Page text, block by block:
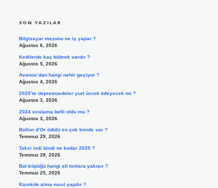
SON YAZILAR
Bilgisayar mezunu ne iş yapar ?
Ağustos 6, 2026
Kedilerde kaç böbrek vardır ?
Ağustos 5, 2026
Avanos’dan hangi nehir geçiyor ?
Ağustos 4, 2026
2025’te depremzedeler yurt ücreti ödeyecek mi ?
Ağustos 3, 2026
2024 sıralama belli oldu mu ?
Ağustos 3, 2026
Ballon d’Or ödülü en çok kimde var ?
Temmuz 29, 2026
Taksi indi bindi ne kadar 2025 ?
Temmuz 28, 2026
Bal köpüğü hangi alt tonlara yakışır ?
Temmuz 25, 2026
Karekök alma nasıl yapılır ?